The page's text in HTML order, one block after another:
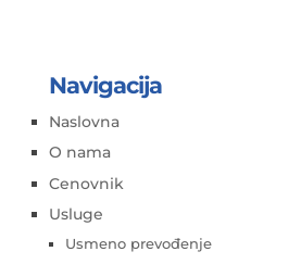
Navigacija
Naslovna
O nama
Cenovnik
Usluge
Usmeno prevođenje